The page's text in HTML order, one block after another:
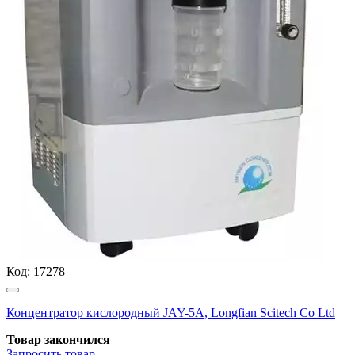
Код: 17278
Концентратор кислородный JAY-5А, Longfian Scitech Co Ltd
Товар закончился